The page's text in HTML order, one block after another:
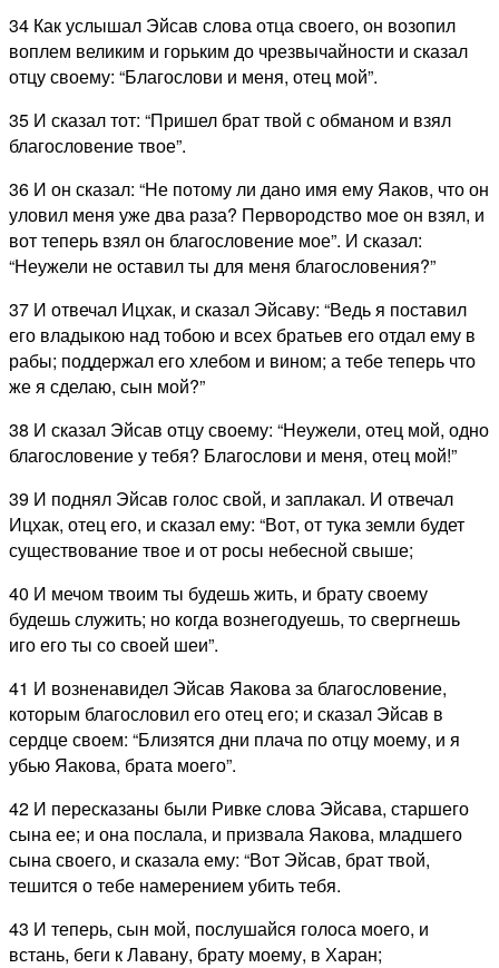
34 Как услышал Эйсав слова отца своего, он возопил
воплем великим и горьким до чрезвычайности и сказал
отцу своему: “Благослови и меня, отец мой”.
35 И сказал тот: “Пришел брат твой с обманом и взял
благословение твое”.
36 И он сказал: “Не потому ли дано имя ему Яаков, что он
уловил меня уже два раза? Первородство мое он взял, и
вот теперь взял он благословение мое”. И сказал:
“Неужели не оставил ты для меня благословения?”
37 И отвечал Ицхак, и сказал Эйсаву: “Ведь я поставил
его владыкою над тобою и всех братьев его отдал ему в
рабы; поддержал его хлебом и вином; а тебе теперь что
же я сделаю, сын мой?”
38 И сказал Эйсав отцу своему: “Неужели, отец мой, одно
благословение у тебя? Благослови и меня, отец мой!”
39 И поднял Эйсав голос свой, и заплакал. И отвечал
Ицхак, отец его, и сказал ему: “Вот, от тука земли будет
существование твое и от росы небесной свыше;
40 И мечом твоим ты будешь жить, и брату своему
будешь служить; но когда вознегодуешь, то свергнешь
иго его ты со своей шеи”.
41 И возненавидел Эйсав Яакова за благословение,
которым благословил его отец его; и сказал Эйсав в
сердце своем: “Близятся дни плача по отцу моему, и я
убью Яакова, брата моего”.
42 И пересказаны были Ривке слова Эйсава, старшего
сына ее; и она послала, и призвала Яакова, младшего
сына своего, и сказала ему: “Вот Эйсав, брат твой,
тешится о тебе намерением убить тебя.
43 И теперь, сын мой, послушайся голоса моего, и
встань, беги к Лавану, брату моему, в Харан;